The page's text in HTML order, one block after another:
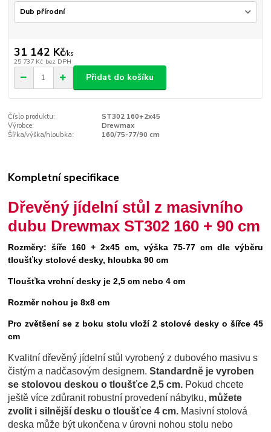
31 142 Kč/ks
25 737 Kč bez DPH
Přidat do košíku
Číslo produktu:
ST302 160+2x45
Výrobce:
Drewmax
Šířka/výška/hloubka:
160/75-77/90 cm
Kompletní specifikace
Dřevěný jídelní stůl z masivního
dubu Drewmax ST302 160 + 90 cm
Rozměry: šíře 160 + 2x45 cm, výška 75-77 cm dle výběru
tloušťky stolové desky, hloubka 90 cm
Tloušťka vrchní desky je 2,5 cm nebo 4 cm
Rozměr nohou je 8x8 cm
Pro zvětšení se z boku stolu vloží 2 stolové desky o šířce 45
cm
Kvalitní dřevěný jídelní stůl vyrobený z dubového masivu s
čistým a nadčasovým designem.Standardně je vyroben
se stolovou deskou o tloušťce 2,5 cm. Pokud chcete
ještě více zdůranit robustní provedení nábytku, můžete
zvolit i silnější desku o tloušťce 4 cm. Masivní stolová
deska může být ukončena v úrovni nohou stolu nebo